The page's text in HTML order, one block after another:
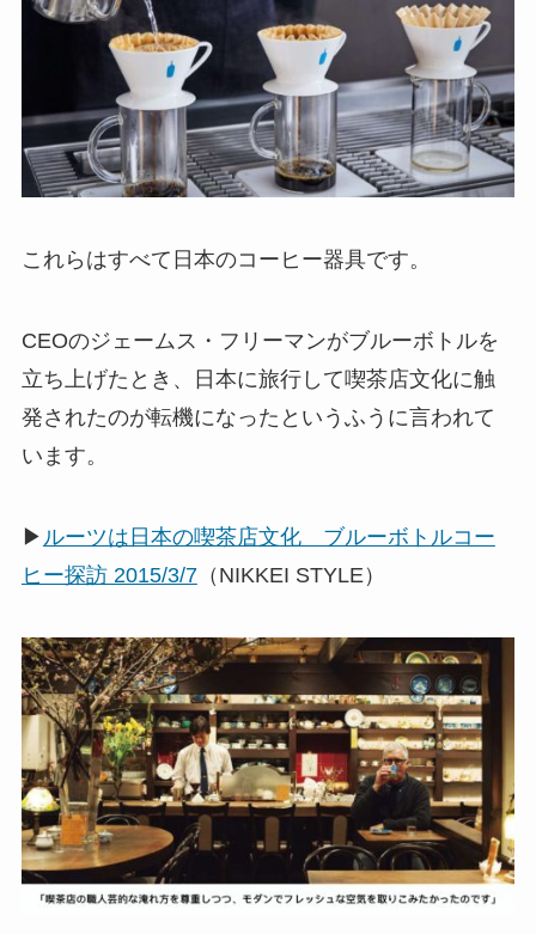
これらはすべて日本のコーヒー器具です。
CEOのジェームス・フリーマンがブルーボトルを
立ち上げたとき、日本に旅行して喫茶店文化に触
発されたのが転機になったというふうに言われて
います。
▶ ルーツは日本の喫茶店文化 ブルーボトルコー
ヒー探訪 2015/3/7（NIKKEI STYLE）